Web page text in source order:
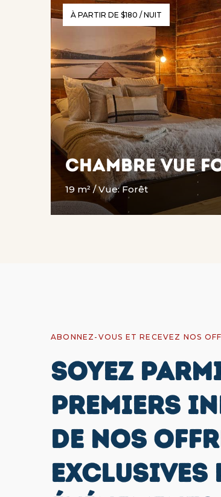
À PARTIR DE $180 / NUIT
Chambre Vue
19 m² / Vue: Forêt
EN SAVOIR PLUS
ABONNEZ-VOUS ET RECEVEZ NOS
SOYEZ
PREMIERS
DE NOS
EXCLUSIVES